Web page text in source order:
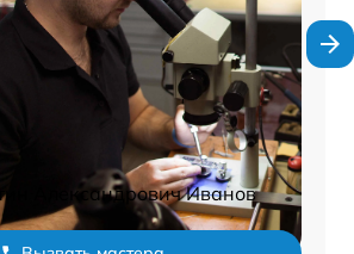
Александрович Иванов